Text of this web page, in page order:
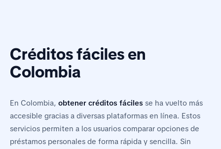
Créditos fáciles en
Colombia
En Colombia, obtener créditos fáciles se ha vuelto más
accesible gracias a diversas plataformas en línea. Estos
servicios permiten a los usuarios comparar opciones de
préstamos personales de forma rápida y sencilla. Sin